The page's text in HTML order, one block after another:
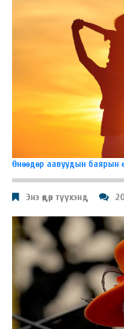
Өнөөдөр аавуудын баярын
Энэ өдөр түүхэнд